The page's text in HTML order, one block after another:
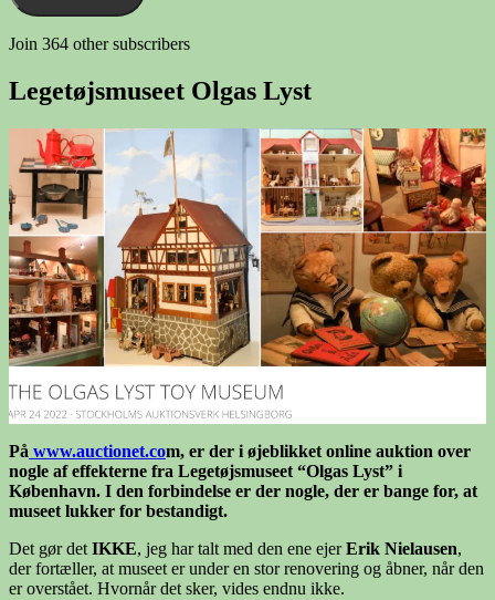
Join 364 other subscribers
Legetøjsmuseet Olgas Lyst
På www.auctionet.com, er der i øjeblikket online auktion over
nogle af effekterne fra Legetøjsmuseet “Olgas Lyst” i
København. I den forbindelse er der nogle, der er bange for, at
museet lukker for bestandigt.
Det gør det IKKE, jeg har talt med den ene ejerErik Nielausen,
der fortæller, at museet er under en stor renovering og åbner, når den
er overstået. Hvornår det sker, vides endnu ikke.